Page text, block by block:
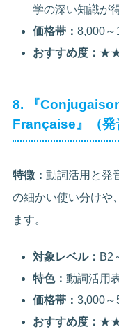
学の深い知識が
価格帯：8,000～
おすすめ度：
8. 『
Française』（発
特徴：動詞活用と発
の細かい使い分けや
ます。
対象レベル： B2
特色：動詞活用
価格帯：3,000～
おすすめ度：